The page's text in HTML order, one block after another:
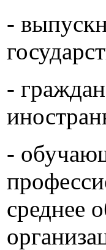
-
-
-
среднее